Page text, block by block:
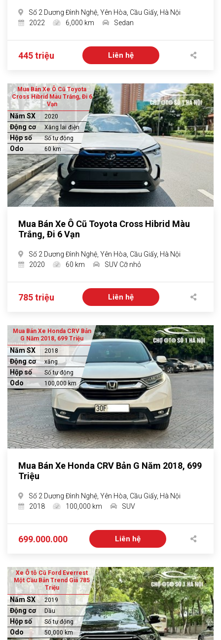
Số 2 Dương Đình Nghệ, Yên Hòa, Cầu Giấy, Hà Nội
2022
6,000 km Sedan
445 triệu Liên hệ
Mua Bán Xe Ô Cũ Toyota
Cross Hibrid Màu Trắng, Đi 6
Vạn
Năm SX 2020
Động cơ Xăng lai điện
Hộp số Số tự động
Odo 60 km
Mua Bán Xe Ô Cũ Toyota Cross Hibrid Màu
Trắng, Đi 6 Vạn
Số 2 Dương Đình Nghệ, Yên Hòa, Cầu Giấy, Hà Nội
2020
60 km SUV Cỡ nhỏ
785 triệu Liên hệ
Mua Bán Xe Honda CRV Bản
G Năm 2018, 699 Triệu
Năm SX 2018
Động cơ xăng
Hộp số Số tự động
Odo 100,000 km
Mua Bán Xe Honda CRV Bản G Năm 2018, 699
Triệu
Số 2 Dương Đình Nghệ, Yên Hòa, Cầu Giấy, Hà Nội
2018
100,000 km SUV
699.000.000 Liên hệ
Xe Ô tô Cũ Ford Everrest
Một Cầu Bản Trend Giá 785
Triệu
Năm SX 2019
Động cơ Dầu
Hộp số Số tự động
Odo 50,000 km